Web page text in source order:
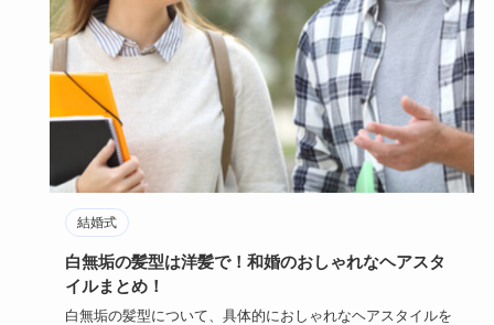
結婚式
白無垢の髪型は洋髪で！和婚のおしゃれなヘアスタ
イルまとめ！
白無垢の髪型について、具体的におしゃれなヘアスタイルを